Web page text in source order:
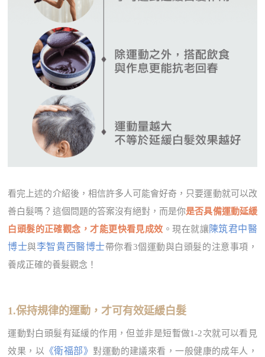
看完上述的介紹後，相信許多人可能會好奇，只要運動就可以改
善白髮嗎？這個問題的答案沒有絕對，而是你是否具備運動延緩
白頭髮的正確觀念，才能更快看見成效 。現在就讓陳筑君中醫
博士與李智貴西醫博士帶你看3個運動與白頭髮的注意事項，
養成正確的養髮觀念！
1.保持規律的運動，才可有效延緩白髮
運動對白頭髮有延緩的作用，但並非是短暫做1-2次就可以看見
效果，以 《衛福部》對運動的建議來看，一般健康的成年人，